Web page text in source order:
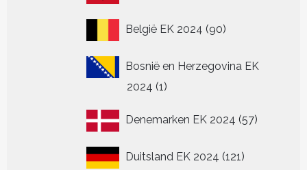
België EK 2024 9090
Bosnië en Herzegovina EK
2024 11
Denemarken EK 2024 5757
Duitsland EK 2024 121121